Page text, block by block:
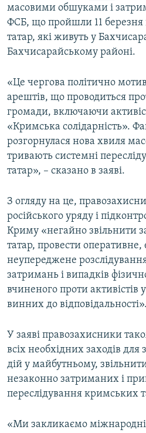
масовими обшуками і
ФСБ, що пройшли 11
татар, які живуть у
Бахчисарайському районі.
«Це чергова політично
арештів, що проводиться
громади, включаючи
«Кримська солідарність».
розгорнулася нова хвиля
тривають системні
татар», – сказано в заяві.
З огляду на це,
російського уряду і
Криму «негайно звільнити
татар, провести оперативне,
неупереджене
затримань і випадків
вчиненого проти активістів
винних до відповідальності».
У заяві правозахисники
всіх необхідних заходів для
дій у майбутньому,
незаконно затриманих і
переслідування кримських
«Ми закликаємо міжнародні